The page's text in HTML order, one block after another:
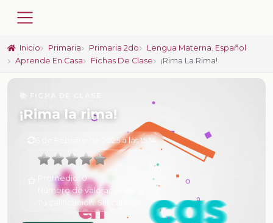
Inicio Primaria Primaria 2do
Lengua Materna. Español
Aprende En Casa
Fichas De Clase ¡Rima La Rima!
¡Rima la rima!
6 de Febrero de 2025 a las 15:14
Promedio:0
Número de valoraciones:
Tu calificación:Sin calificar